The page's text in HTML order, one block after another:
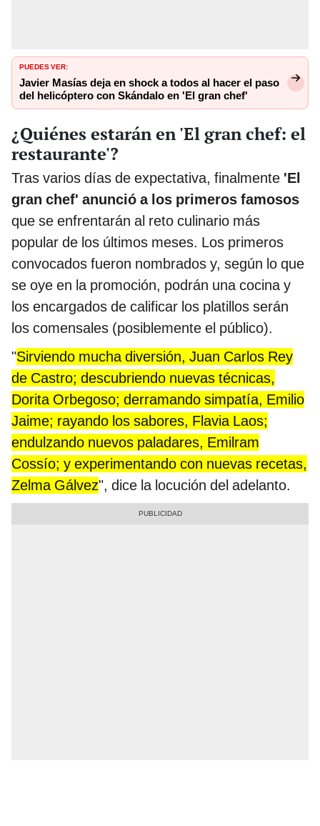
PUEDES VER:
Javier Masías deja en shock a todos al hacer el paso
del helicóptero con Skándalo en 'El gran chef'
¿Quiénes estarán en 'El gran chef: el
restaurante'?
Tras varios días de expectativa, finalmente 'El
gran chef' anunció a los primeros famosos
que se enfrentarán al reto culinario más
popular de los últimos meses. Los primeros
convocados fueron nombrados y, según lo que
se oye en la promoción, podrán una cocina y
los encargados de calificar los platillos serán
los comensales (posiblemente el público).
"Sirviendo mucha diversión, Juan Carlos Rey
de Castro; descubriendo nuevas técnicas,
Dorita Orbegoso; derramando simpatía, Emilio
Jaime; rayando los sabores, Flavia Laos;
endulzando nuevos paladares, Emilram
Cossío; y experimentando con nuevas recetas,
Zelma Gálvez", dice la locución del adelanto.